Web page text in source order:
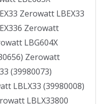
Zerowatt LBEX33
Zerowatt
LBG604X
Zerowatt
(39980073)
LBLX33 (39980008)
LBLX33800